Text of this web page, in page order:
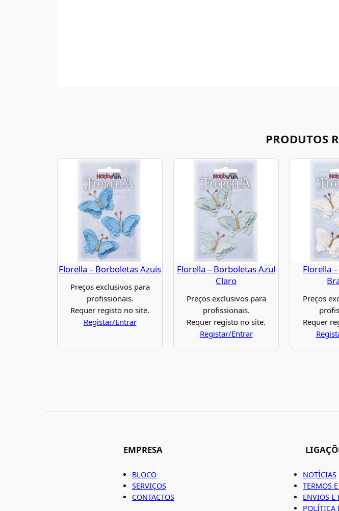
PRODUTOS
Florella – Borboletas Azuis
Preços exclusivos para
profissionais.
Requer registo no site.
Registar/Entrar
Florella – Borboletas Azul
Claro
Preços exclusivos para
profissionais.
Requer registo no site.
Registar/Entrar
Florella
Preços
Requer
EMPRESA
BLOCO
SERVIÇOS
CONTACTOS
NOTÍCIAS
TERMOS
ENVIOS E
POLÍTICA